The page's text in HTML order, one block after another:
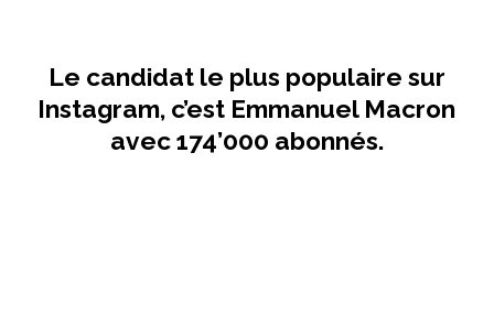
Le candidat le plus populaire sur
Instagram, c’est Emmanuel Macron
avec 174’000 abonnés.